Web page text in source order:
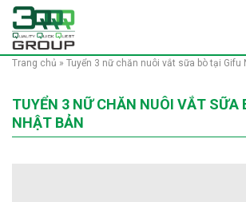
Skip
content
Trang chủ » Tuyển 3 nữ chăn nuôi vắt sữa bò tại Gifu
TUYỂN 3 NỮ CHĂN NUÔI VẮT SỮA
NHẬT BẢN